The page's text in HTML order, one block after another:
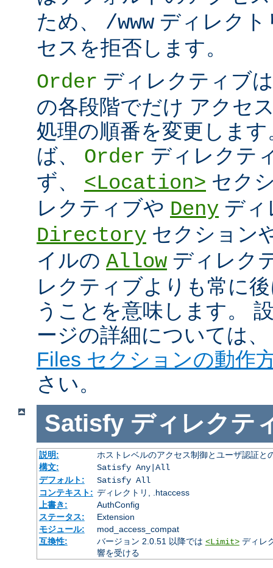
ため、 /www ディレク
セスを拒否します。
Order ディレクティブ
の各段階でだけ アクセ
処理の順番を変更しま
ば、 Order ディレクテ
ず、 <Location> セク
レクティブや Deny ディ
Directory セクション
イルの Allow ディレク
レクティブよりも常に
うことを意味します。
ージの詳細については
Files セクションの動作
さい。
Satisfy ディレクテ
説明:
ホストレベルのアクセス制御とユーザ認証と
構文:
Satisfy Any|All
デフォルト:
Satisfy All
コンテキスト: ディレクトリ, .htaccess
上書き:
AuthConfig
ステータス:
Extension
モジュール:
mod_access_compat
互換性:
バージョン 2.0.51 以降では <Limit>ディレ
響を受ける